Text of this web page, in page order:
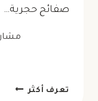
صفائح حجرية…
تعرف أكثر ديكور